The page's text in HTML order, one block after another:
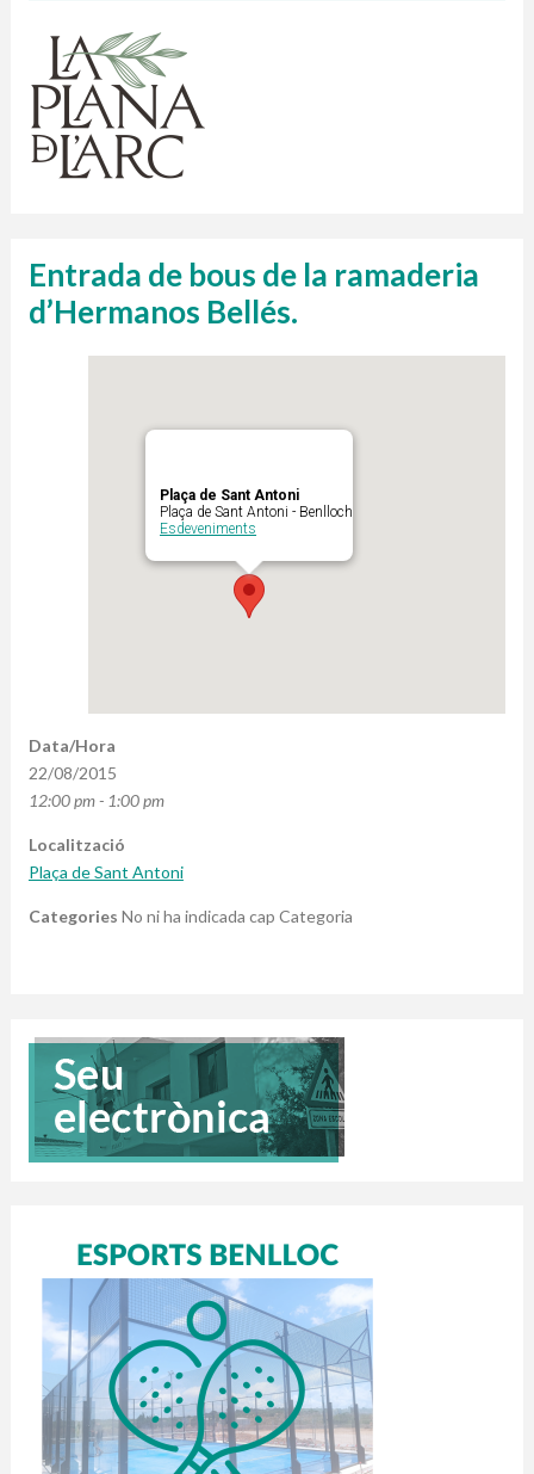
1 contenidors intel·ligents
Finançat per la Unió Europea – NextGenerationEU
Entrada de bous de la ramaderia
d’Hermanos Bellés.
Plaça de Sant Antoni
Plaça de Sant Antoni - Benlloch
Esdeveniments
Data/Hora
22/08/2015
12:00 pm - 1:00 pm
Localització
Plaça de Sant Antoni
Categories No ni ha indicada cap Categoria